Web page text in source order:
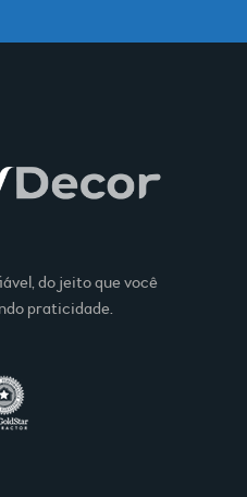
do jeito que você
praticidade.